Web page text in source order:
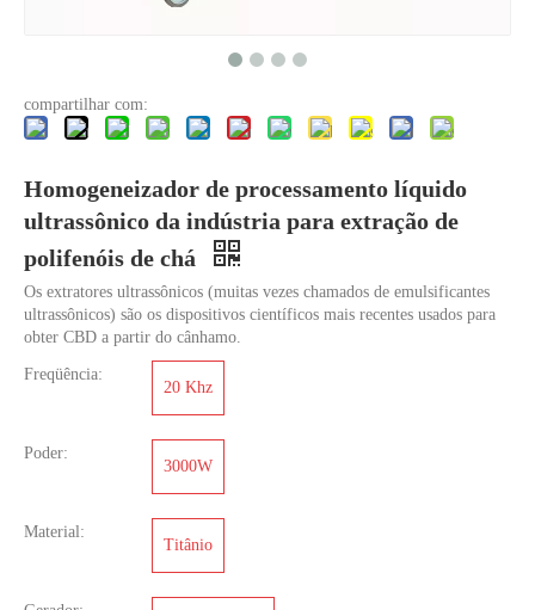
compartilhar com:
Homogeneizador de processamento líquido
ultrassônico da indústria para extração de
polifenóis de chá
Os extratores ultrassônicos (muitas vezes chamados de emulsificantes
ultrassônicos) são os dispositivos científicos mais recentes usados ​​para
obter CBD a partir do cânhamo.
Freqüência:
20 Khz
Poder:
3000W
Material:
Titânio